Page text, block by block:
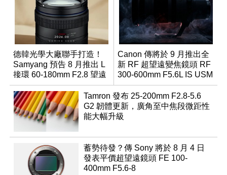
德韓光學大廠聯手打造！
Samyang 預告 8 月推出 L
接環 60-180mm F2.8 望遠
變焦鏡
Canon 傳將於 9 月推出全
新 RF 超望遠變焦鏡頭 RF
300-600mm F5.6L IS USM
Tamron 發布 25-200mm F2.8-5.6
G2 韌體更新，廣角至中焦段微距性
能大幅升級
蓄勢待發？傳 Sony 將於 8 月 4 日
發表平價超望遠鏡頭 FE 100-
400mm F5.6-8